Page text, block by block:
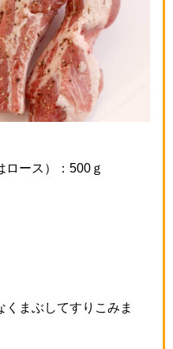
ロース）： 500 ｇ
くまぶしてすりこみま